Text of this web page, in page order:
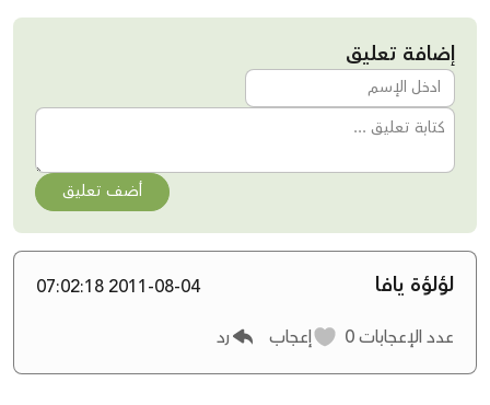
إضافة تعليق
أضف تعليق
لؤلؤة يافا
2011-08-04 07:02:18
عدد الإعجابات
إعجاب رد